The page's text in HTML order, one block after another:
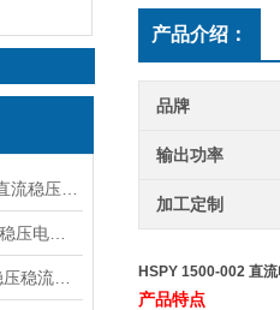
产品介绍：
品牌
输出功率
加工定制
HSPY 1500-002 直
产品特点